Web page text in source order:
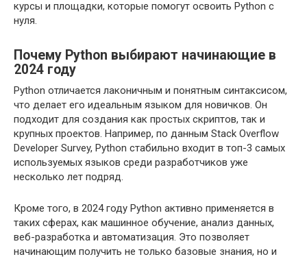
курсы и площадки, которые помогут освоить Python с
нуля.
Почему Python выбирают начинающие в
2024 году
Python отличается лаконичным и понятным синтаксисом,
что делает его идеальным языком для новичков. Он
подходит для создания как простых скриптов, так и
крупных проектов. Например, по данным Stack Overflow
Developer Survey, Python стабильно входит в топ-3 самых
используемых языков среди разработчиков уже
несколько лет подряд.
Кроме того, в 2024 году Python активно применяется в
таких сферах, как машинное обучение, анализ данных,
веб-разработка и автоматизация. Это позволяет
начинающим получить не только базовые знания, но и